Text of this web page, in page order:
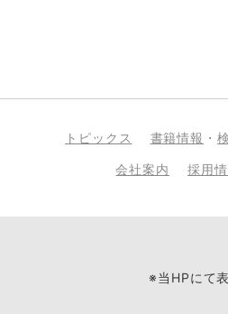
トピックス 書籍情報 ・
会社案内 採用
※当HPにて